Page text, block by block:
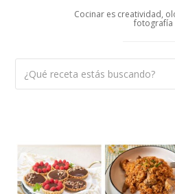
Cocinar es creatividad,
fotografía